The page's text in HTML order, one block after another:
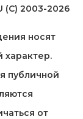
(C) 2003-2026
носят
характер.
публичной
от